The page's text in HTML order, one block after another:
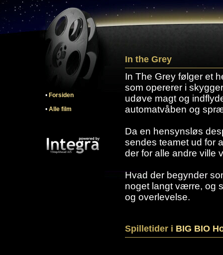
• Forsiden
• Alle film
In the Grey
In The Grey følger et
som opererer i
udøve magt og
automatvåben og
Da en hensynsløs
sendes teamet ud for
der for alle andre ville
Hvad der begynder
noget langt værre, og
og overlevelse.
Spilletider i BIG BIO